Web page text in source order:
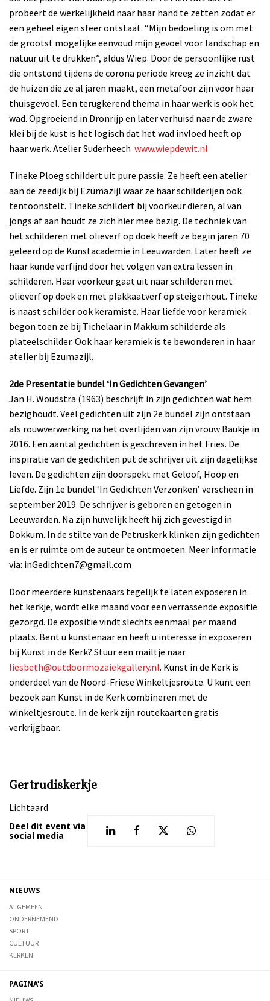
probeert de werkelijkheid naar haar hand te zetten zodat er
een geheel eigen sfeer ontstaat. “Mijn bedoeling is om met
de grootst mogelijke eenvoud mijn gevoel voor landschap en
natuur uit te drukken”, aldus Wiep. Door de persoonlijke rust
die ontstond tijdens de corona periode kreeg ze inzicht dat
de huizen die ze al jaren maakt, een metafoor zijn voor haar
thuisgevoel. Een terugkerend thema in haar werk is ook het
wad. Opgroeiend in Dronrijp en later verhuisd naar de zware
klei bij de kust is het logisch dat het wad invloed heeft op
haar werk. Atelier Suderheech www.wiepdewit.nl
Tineke Ploeg schildert uit pure passie. Ze heeft een atelier
aan de zeedijk bij Ezumazijl waar ze haar schilderijen ook
tentoonstelt. Tineke schildert bij voorkeur dieren, al van
jongs af aan houdt ze zich hier mee bezig. De techniek van
het schilderen met olieverf op doek heeft ze begin jaren 70
geleerd op de Kunstacademie in Leeuwarden. Later heeft ze
haar kunde verfijnd door het volgen van extra lessen in
schilderen. Haar voorkeur gaat uit naar schilderen met
olieverf op doek en met plakkaatverf op steigerhout. Tineke
is naast schilder ook keramiste. Haar liefde voor keramiek
begon toen ze bij Tichelaar in Makkum schilderde als
plateelschilder. Ook haar keramiek is te bewonderen in haar
atelier bij Ezumazijl.
2de Presentatie bundel ‘In Gedichten Gevangen’
Jan H. Woudstra (1963) beschrijft in zijn gedichten wat hem
bezighoudt. Veel gedichten uit zijn 2e bundel zijn ontstaan
als rouwverwerking na het overlijden van zijn vrouw Baukje in
2016. Een aantal gedichten is geschreven in het Fries. De
inspiratie van de gedichten put de schrijver uit zijn dagelijkse
leven. De gedichten zijn doorspekt met Geloof, Hoop en
Liefde. Zijn 1e bundel ‘In Gedichten Verzonken’ verscheen in
september 2019. De schrijver is geboren en getogen in
Leeuwarden. Na zijn huwelijk heeft hij zich gevestigd in
Dokkum. In de stilte van de Petruskerk klinken zijn gedichten
en is er ruimte om de auteur te ontmoeten. Meer informatie
via: inGedichten7@gmail.com
Door meerdere kunstenaars tegelijk te laten exposeren in
het kerkje, wordt elke maand voor een verrassende expositie
gezorgd. De expositie vindt slechts eenmaal per maand
plaats. Bent u kunstenaar en heeft u interesse in exposeren
bij Kunst in de Kerk? Stuur een mailtje naar
liesbeth@outdoormozaiekgallery.nl. Kunst in de Kerk is
onderdeel van de Noord-Friese Winkeltjesroute. U kunt een
bezoek aan Kunst in de Kerk combineren met de
winkeltjesroute. In de kerk zijn routekaarten gratis
verkrijgbaar.
Gertrudiskerkje
Lichtaard
Deel dit event via
social media
NIEUWS
ALGEMEEN
ONDERNEMEND
SPORT
CULTUUR
KERKEN
PAGINA'S